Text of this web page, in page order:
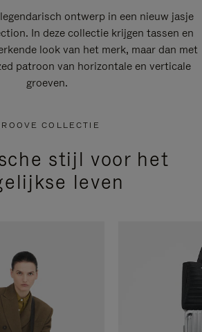
ontwerp in een nieuw jasje
In deze collectie krijgen tassen en
look van het merk, maar dan met
patroon van horizontale en verticale
groeven.
COLLECTIE
stijl voor het
leven